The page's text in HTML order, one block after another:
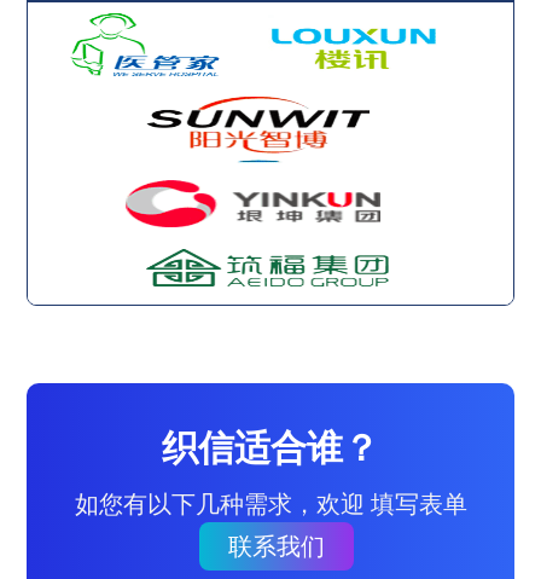
织信适合谁？
如您有以下几种需求，欢迎 填写表单
联系我们